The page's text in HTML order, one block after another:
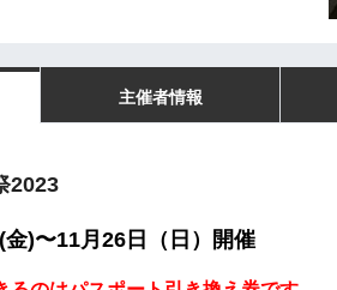
主催者情報
2023
)〜11月26日（日）開催